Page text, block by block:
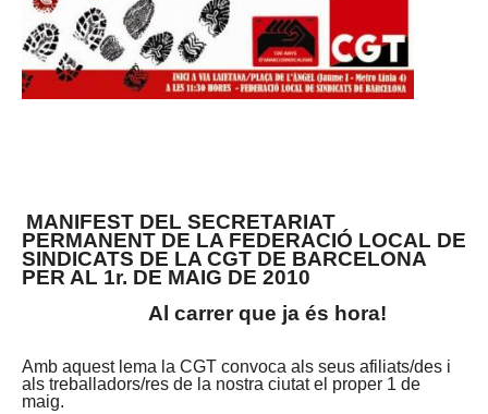
MANIFEST DEL SECRETARIAT
PERMANENT DE LA FEDERACIÓ LOCAL DE
SINDICATS DE LA CGT DE BARCELONA
PER AL 1r. DE MAIG DE 2010
Al carrer que ja és hora!
Amb aquest lema la CGT convoca als seus afiliats/des i
als treballadors/res de la nostra ciutat el proper 1 de
maig.